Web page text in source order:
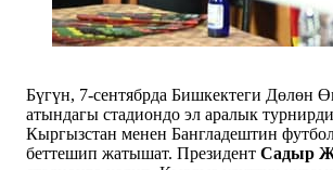
Бүгүн, 7-сентябрда Бишкектеги Дөлөн
атындагы стадиондо эл аралык
Кыргызстан менен Бангладештин
беттешип жатышат. Президент Садыр